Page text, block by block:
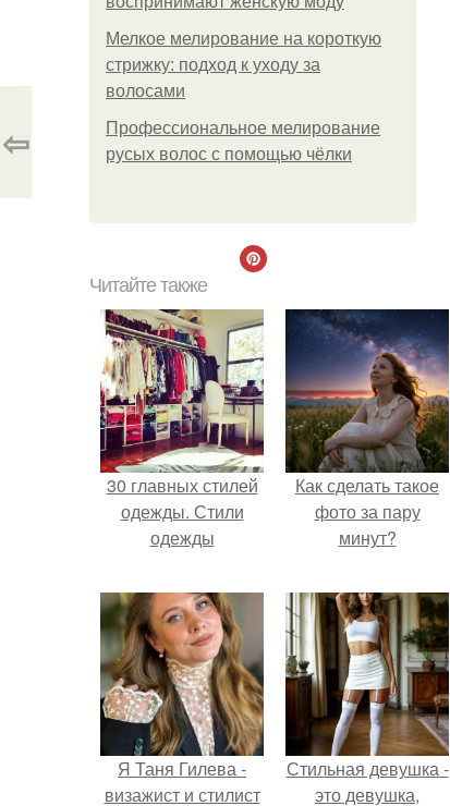
Мелкое мелирование на короткую
стрижку: подход к уходу за
волосами
Профессиональное мелирование
русых волос с помощью чёлки
⇦
Читайте также
30 главных стилей
одежды. Стили
одежды
Как сделать такое
фото за пару
минут?
Я Таня Гилева -
визажист и стилист
Стильная девушка -
это девушка,